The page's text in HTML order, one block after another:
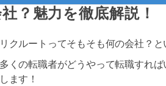
？魅力を徹底解説！
クルートってそもそも何の会社？と
くの転職者がどうやって転職すれ
ます！